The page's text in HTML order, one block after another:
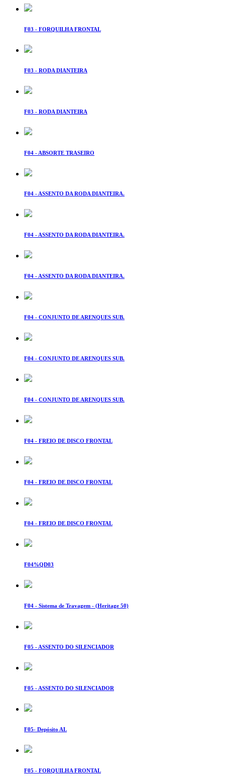
F03 - FORQUILHA FRONTAL
F03 - RODA DIANTEIRA
F03 - RODA DIANTEIRA
F04 - ABSORTE TRASEIRO
F04 - ASSENTO DA RODA DIANTEIRA.
F04 - ASSENTO DA RODA DIANTEIRA.
F04 - ASSENTO DA RODA DIANTEIRA.
F04 - CONJUNTO DE ARENQUES SUB.
F04 - CONJUNTO DE ARENQUES SUB.
F04 - CONJUNTO DE ARENQUES SUB.
F04 - FREIO DE DISCO FRONTAL
F04 - FREIO DE DISCO FRONTAL
F04 - FREIO DE DISCO FRONTAL
F04%QD03
F04 - Sistema de Travagem - (Heritage 50)
F05 - ASSENTO DO SILENCIADOR
F05 - ASSENTO DO SILENCIADOR
F05- Depósito AL
F05 - FORQUILHA FRONTAL